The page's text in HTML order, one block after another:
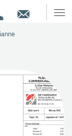
EspaceContact